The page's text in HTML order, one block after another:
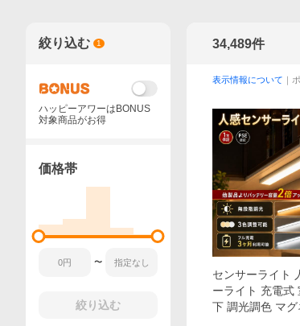
34,489件
表示情報について ｜
センサーライト
ーライト 充電式
下 調光調色 マグ
絞り込む 1
ハッピーアワーはBONUS
対象商品がお得
価格帯
〜
絞り込む